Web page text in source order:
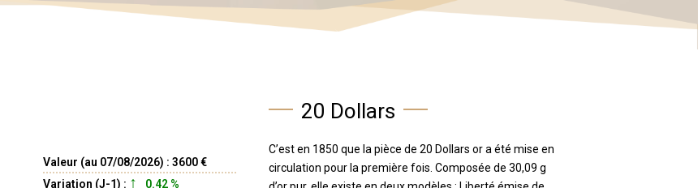
Valeur (au 07/08/2026) : 3600 €
Variation (J-1) :
0.42 %
20 Dollars
C’est en 1850 que la pièce de 20 Dollars or a été mise en
circulation pour la première fois. Composée de 30,09 g